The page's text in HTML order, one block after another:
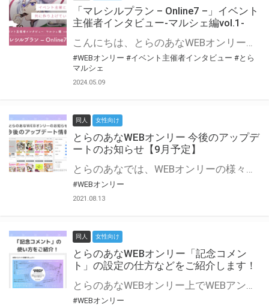
「マレシルプラン – Online7 –」イベント
主催者インタビュー-マルシェ編vol.1-
こんにちは、とらのあなWEBオンリー運営スタッフです。 新たにお届けする、イベント主催者インタビュー-マルシェ編-は、 とらのあなWEBオンリー「マルシェ」をご利用した主催様に 「マルシェ」を使って開催した感想や心がけをお聞きする企画です。 今回は、WEBオンリー開催7回目迎えた「マレシルプラン – Online7 –」より、 主催の玉川うた様にお話を伺いました。 ▼マレシルプランのインタビュー前回記事 「イベント主催者インタビュー vol.6」はこちら 協力：玉川うた様（マレシルプラン実行委員会 代表）／イベント公式Twitter（@mallesil_plan） とらのあなWEBオンリー「マルシェ」とは？ WEBオンリーでリアルタイムでコミュニケーションがとれるオンライン会場です。
#WEBオンリー #イベント主催者インタビュー #とら
マルシェ
2024.05.09
同人 女性向け
とらのあなWEBオンリー 今後のアップデ
ートのお知らせ【9月予定】
とらのあなでは、WEBオンリーの様々な支援を実施しています。 今回は2021年9月に実装を予定しているアップデート情報についてご紹介いたします。 とらのあなWEBオンリーサイトはこちら
#WEBオンリー
2021.08.13
同人 女性向け
とらのあなWEBオンリー「記念コメン
ト」の設定の仕方などをご紹介します！
とらのあなWEBオンリー上でWEBアンソロジーが作成できる「記念コメント」について、その使い方や作成手順を解説します！ 支援タイプを「サークル参加型」「サークル参加型・マルシェ(イベント会場)機能付き」でお申し込みいただいている主催者様はぜひご活用ください♪ とらのあなWEBオンリーサイトはこちら
#WEBオンリー